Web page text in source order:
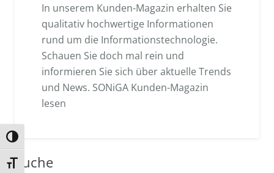
Umschalten auf hohe Kontraste
Schrift vergrößern
In unserem Kunden-Magazin erhalten Sie
qualitativ hochwertige Informationen
rund um die Informationstechnologie.
Schauen Sie doch mal rein und
informieren Sie sich über aktuelle Trends
und News. SONiGA Kunden-Magazin
lesen
Suche